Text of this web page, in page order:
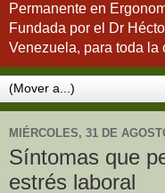
Permanente en
Fundada por el Dr
Venezuela, para toda la
MIÉRCOLES, 31 DE
Síntomas que
estrés laboral